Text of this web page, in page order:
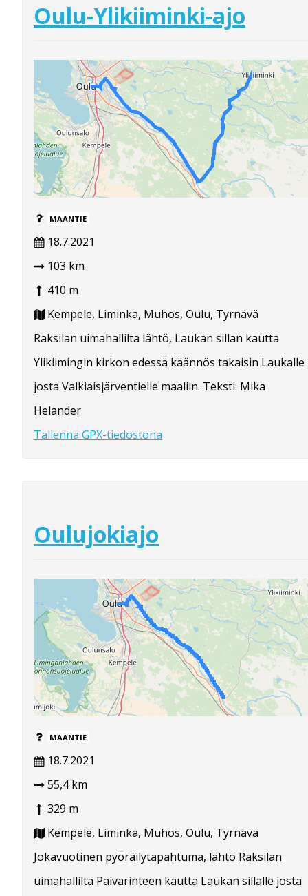
Oulu-Ylikiiminki-ajo
MAANTIE
18.7.2021
103 km
410 m
Kempele, Liminka, Muhos, Oulu, Tyrnävä
Raksilan uimahallilta lähtö, Laukan sillan kautta
Ylikiimingin kirkon edessä käännös takaisin Laukalle
josta Valkiaisjärventielle maaliin. Teksti: Mika
Helander
Tallenna GPX-tiedostona
Oulujokiajo
MAANTIE
18.7.2021
55,4 km
329 m
Kempele, Liminka, Muhos, Oulu, Tyrnävä
Jokavuotinen pyöräilytapahtuma, lähtö Raksilan
uimahallilta Päivärinteen kautta Laukan sillalle josta